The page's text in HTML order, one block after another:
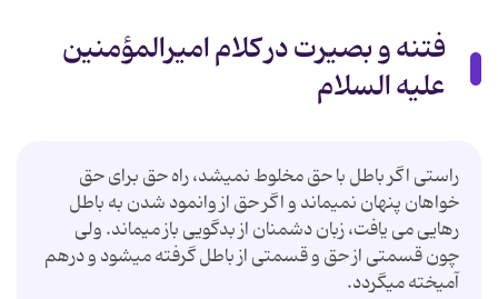
فتنه و بصیرت در کلام امیرالمؤمنین
علیه السلام
راستى اگر باطل با حق مخلوط نمى‏شد، راه حق براى حق
خواهان پنهان نمى‏ماند و اگر حق از وانمود شدن به باطل
رهایى می یافت، زبان دشمنان از بدگویى باز مى‏ماند. ولى
چون قسمتى از حق و قسمتى از باطل گرفته مى‏شود و درهم
آمیخته مى‏گردد.